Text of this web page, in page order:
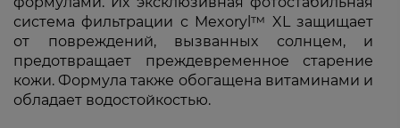
система фильтрации с Mexoryl™ XL защищает
от повреждений, вызванных солнцем, и
предотвращает преждевременное старение
кожи. Формула также обогащена витаминами и
обладает водостойкостью.